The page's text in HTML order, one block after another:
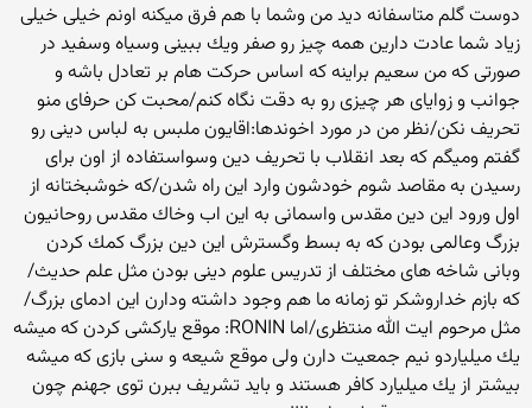
دوست گلم متاسفانه دید من وشما با هم فرق میكنه اونم خیلی خیلی
زیاد شما عادت دارین همه چیز رو صفر ویك ببینی وسیاه وسفید در
صورتی كه من سعیم براینه كه اساس حركت هام بر تعادل باشه و
جوانب و زوایای هر چیزی رو به دقت نگاه كنم/محبت كن حرفای منو
تحریف نكن/نظر من در مورد اخوندها:اقایون ملبس به لباس دینی رو
گفتم ومیگم كه بعد انقلاب با تحریف دین وسواستفاده از اون برای
رسیدن به مقاصد شوم خودشون وارد این راه شدن/كه خوشبختانه از
اول ورود این دین مقدس واسمانی به این اب وخاك مقدس روحانیون
بزرگ وعالمی بودن كه به بسط وگسترش این دین بزرگ كمك كردن
وبانی شاخه های مختلف از تدریس علوم دینی بودن مثل علم حدیث/
كه بازم خداروشكر تو زمانه ما هم وجود داشته ودارن این ادمای بزرگ/
مثل مرحوم ایت الله منتظری/اما RONIN: موقع یاركشی كردن كه میشه
یك میلیاردو نیم جمعیت دارن ولی موقع شیعه و سنی بازی كه میشه
بیشتر از یك میلیارد كافر هستند و باید تشریف ببرن توی جهنم چون